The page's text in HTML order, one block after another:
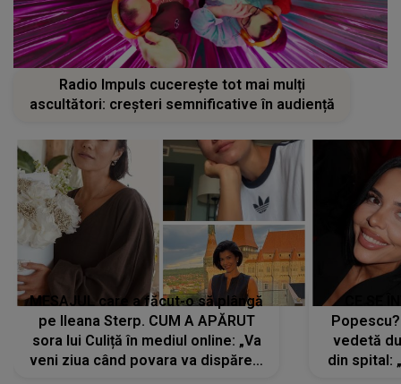
Radio Impuls cucerește tot mai mulți
ascultători: creșteri semnificative în audiență
MESAJUL care a făcut-o să plângă
pe Ileana Sterp. CUM A APĂRUT
sora lui Culiță în mediul online: „Va
veni ziua când povara va dispărea,
vedetă
din spital: